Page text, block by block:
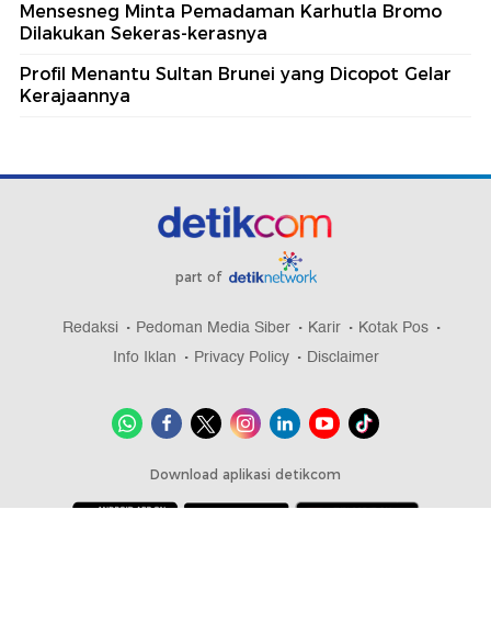
Mensesneg Minta Pemadaman Karhutla Bromo
Dilakukan Sekeras-kerasnya
Profil Menantu Sultan Brunei yang Dicopot Gelar
Kerajaannya
part of
Redaksi Pedoman Media Siber Karir
Kotak Pos
Info Iklan
Privacy Policy Disclaimer
Download aplikasi detikcom